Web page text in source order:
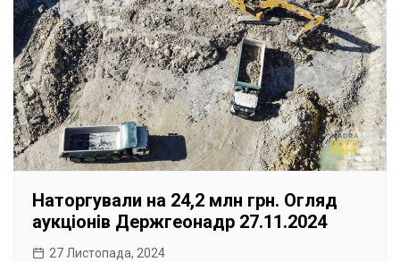
Наторгували на 24,2 млн грн. Огляд
аукціонів Держгеонадр 27.11.2024
27 Листопада, 2024